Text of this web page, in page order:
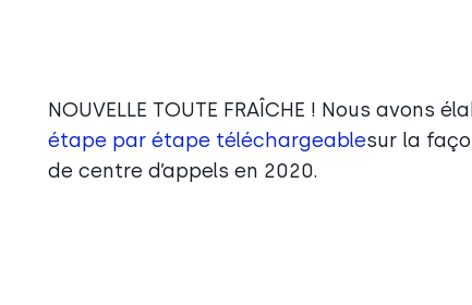
NOUVELLE TOUTE FRAÎCHE ! Nous avons
étape par étape téléchargeablesur la
de centre d’appels en 2020.